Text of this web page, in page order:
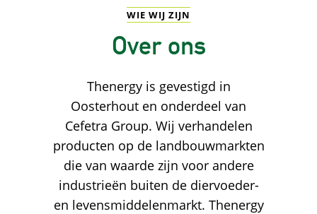
WIE WIJ ZIJN
Over ons
Thenergy is gevestigd in
Oosterhout en onderdeel van
Cefetra Group. Wij verhandelen
producten op de landbouwmarkten
die van waarde zijn voor andere
industrieën buiten de diervoeder-
en levensmiddelenmarkt. Thenergy